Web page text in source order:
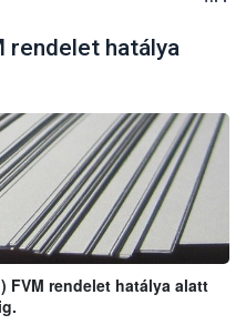
rendelet hatálya
FVM rendelet hatálya alatt